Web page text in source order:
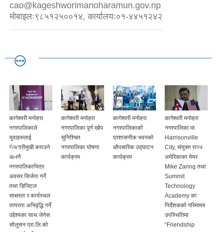
cao@kageshworimanoharamun.gov.np
मोबाइलः९८५१२५००१४, कार्यालयः०१-४४५१२४२
कागेश्वरी मनोहरा
नगरपालिकाले
युवाहरुलाई
रोजगारीमुखी बनाउने
आफ्नै
नगरपालिकाभित्र
अवसर सिर्जना गर्ने
तथा डिजिटल
साक्षरता र कार्यस्थल
तत्परता अभिवृद्धि गर्ने
उद्देश्यका साथ जेनेस
सोलुसन प्रा.लि.को
कागेश्वरी मनोहरा
नगरपालिका पूर्ण खोप
सुनिश्चित
नगरपालिका घोषणा
कार्यक्रम
कागेश्वरी मनोहरा
नगरपालिकाको
प्रशासनीक भवनको
औपचारिक उद्घाटन
कार्यक्रम
कागेश्वरी मनोहरा
नगरपालिका मा
Harrisonville
City, संयुक्त राज्य
अमेरिकाका मेयर
Mike Zaring तथा
Summit
Technology
Academy का
निर्देशकको गरिमामय
उपस्थितिमा
“Friendship